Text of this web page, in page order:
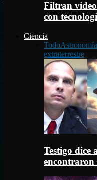
Filtran vídeo
con
Ciencia
TodoAstronomía
extraterrestre
Testigo dice
encontraron